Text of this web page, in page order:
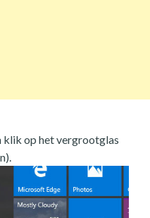
klik op het vergrootglas